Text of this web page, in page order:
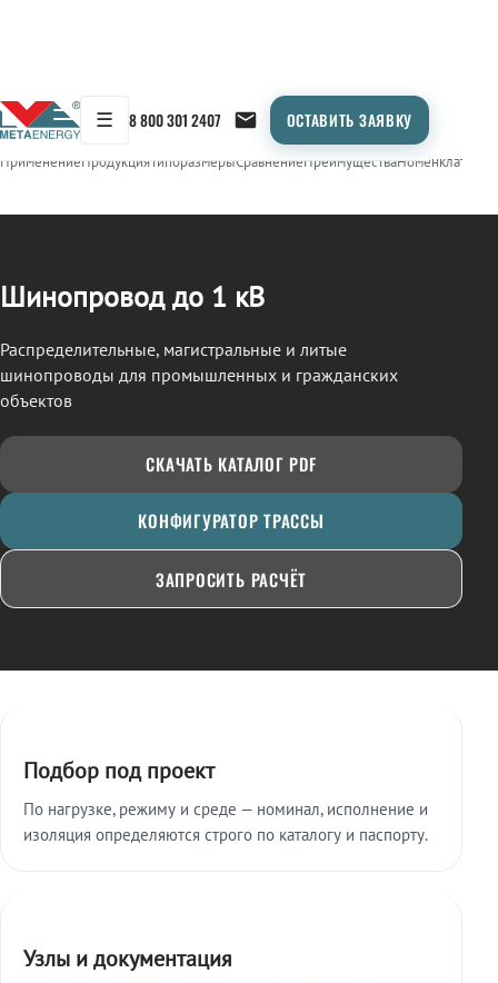
☰ 8 800 301 2407 ОСТАВИТЬ ЗАЯВКУ
← Продукция/ШИНОПРОВОД
ПрименениеПродукцияТипоразмерыСравнениеПреимуществаНоменклатура
Шинопровод до 1 кВ
Распределительные, магистральные и литые
шинопроводы для промышленных и гражданских
объектов
СКАЧАТЬ КАТАЛОГ PDF
КОНФИГУРАТОР ТРАССЫ
ЗАПРОСИТЬ РАСЧЁТ
Подбор под проект
По нагрузке, режиму и среде — номинал, исполнение и
изоляция определяются строго по каталогу и паспорту.
Узлы и документация